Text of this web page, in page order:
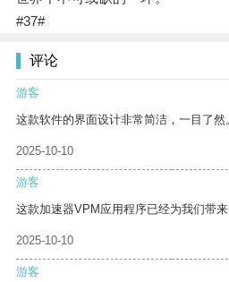
#37#
评论
游客
这款软件的界面设计非常简洁，一目了然
2025-10-10
游客
这款加速器VPM应用程序已经为我们带来
2025-10-10
游客